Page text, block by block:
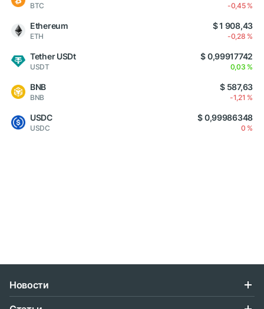
BTC -0,45 %
Ethereum
ETH
$ 1 908,43
-0,28 %
Tether USDt
USDT
$ 0,99917742
0,03 %
BNB
BNB
$ 587,63
-1,21 %
USDC
USDC
$ 0,99986348
0 %
Новости